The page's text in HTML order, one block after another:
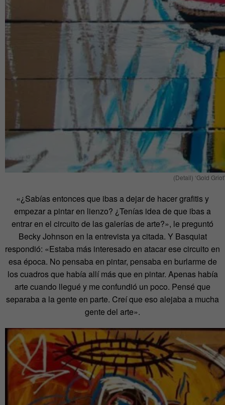
(Detail) ‘Gold
«¿Sabías entonces que ibas a dejar de hacer grafitis y
empezar a pintar en lienzo? ¿Tenías idea de que ibas a
entrar en el circuito de las galerías de arte?», le preguntó
Becky Johnson en la entrevista ya citada. Y Basquiat
respondió: «Estaba más interesado en atacar ese circuito en
esa época. No pensaba en pintar, pensaba en burlarme de
los cuadros que había allí más que en pintar. Apenas había
arte cuando llegué y me confundió un poco. Pensé que
separaba a la gente en parte. Creí que eso alejaba a mucha
gente del arte».